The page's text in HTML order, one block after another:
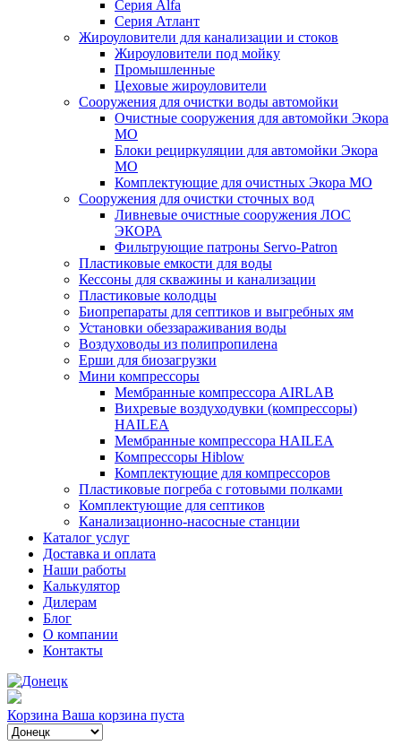
Серия Alfa
Серия Атлант
Жироуловители для канализации и стоков
Жироуловители под мойку
Промышленные
Цеховые жироуловители
Сооружения для очистки воды автомойки
Очистные сооружения для автомойки Экора
МО
Блоки рециркуляции для автомойки Экора
МО
Комплектующие для очистных Экора МО
Сооружения для очистки сточных вод
Ливневые очистные сооружения ЛОС
ЭКОРА
Фильтрующие патроны Servo-Patron
Пластиковые емкости для воды
Кессоны для скважины и канализации
Пластиковые колодцы
Биопрепараты для септиков и выгребных ям
Установки обеззараживания воды
Воздуховоды из полипропилена
Ерши для биозагрузки
Мини компрессоры
Мембранные компрессора AIRLAB
Вихревые воздуходувки (компрессоры)
HAILEA
Мембранные компрессора HAILEA
Компрессоры Hiblow
Комплектующие для компрессоров
Пластиковые погреба с готовыми полками
Комплектующие для септиков
Канализационно-насосные станции
Каталог услуг
Доставка и оплата
Наши работы
Калькулятор
Дилерам
Блог
О компании
Контакты
Корзина Ваша корзина пуста